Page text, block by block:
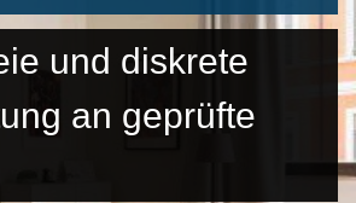
und diskrete
an geprüfte